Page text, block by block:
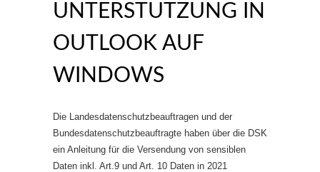
UNTERSTÜTZUNG IN
OUTLOOK AUF
WINDOWS
Die Landesdatenschutzbeauftragen und der
Bundesdatenschutzbeauftragte haben über die DSK
ein Anleitung für die Versendung von sensiblen
Daten inkl. Art.9 und Art. 10 Daten in 2021